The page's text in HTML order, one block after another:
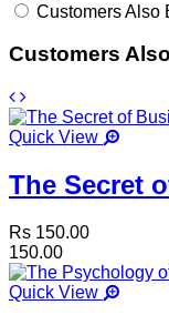
Customers Also
Customers
Quick View
The Secret
Rs 150.00
150.00
Quick View